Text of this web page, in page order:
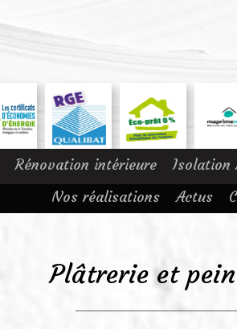
Rénovation intérieure Isolation
Nos réalisations
Actus
Plâtrerie et